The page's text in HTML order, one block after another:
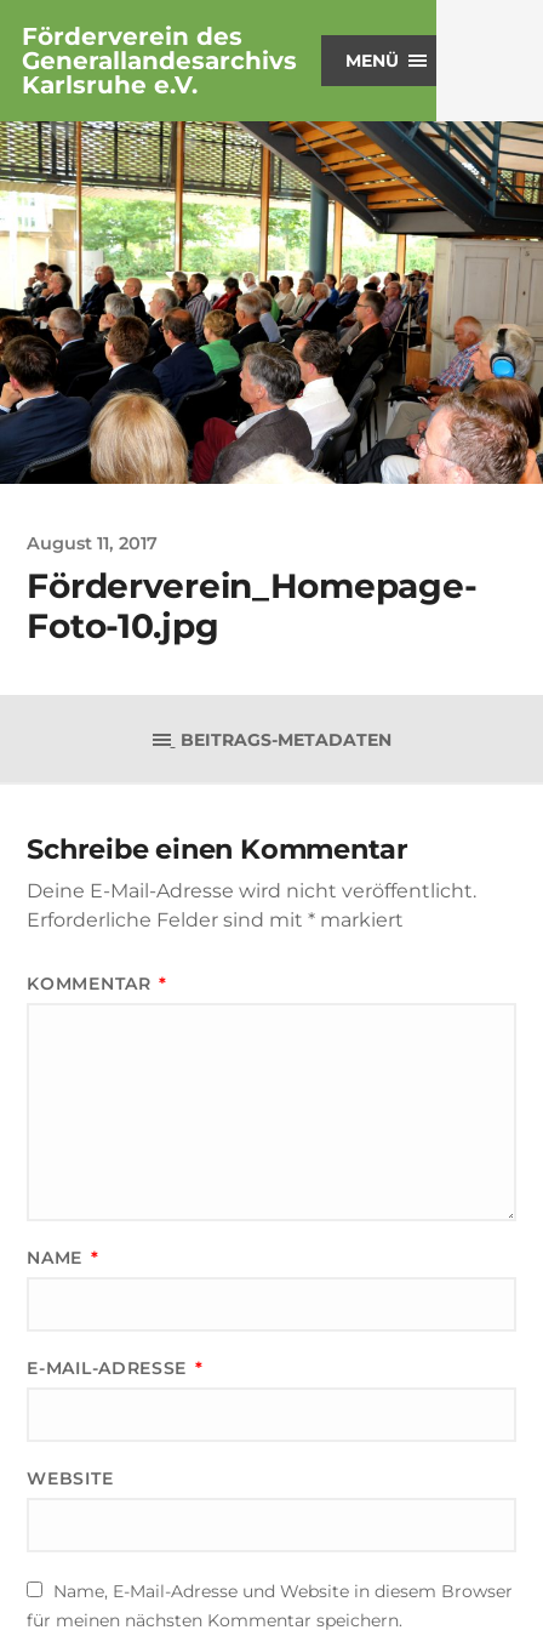
Förderverein des
Generallandesarchivs
Karlsruhe e.V.
MENÜ
August 11, 2017
Förderverein_Homepage-
Foto-10.jpg
BEITRAGS-METADATEN
Schreibe einen Kommentar
Deine E-Mail-Adresse wird nicht veröffentlicht.
Erforderliche Felder sind mit* markiert
KOMMENTAR *
NAME *
E-MAIL-ADRESSE *
WEBSITE
Name, E-Mail-Adresse und Website in diesem Browser
für meinen nächsten Kommentar speichern.